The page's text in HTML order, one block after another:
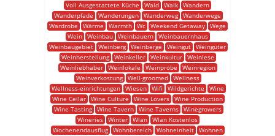
Voll Ausgestattete Küche
Wald Walk Wandern
Wanderpfade
Wanderungen Wanderweg Wanderwege
Wardrobe
Wärme Warmth Wc Weekend Getaway Wege
Wein
Weinbau Weinbauern
Weinbauernhaus
Weinbaugebiet Weinberg Weinberge Weingut Weingüter
Weinherstellung
Weinkeller Weinkultur
Weinlese
Weinliebhaber
Weinlokale Weinprobe
Weinregion
Weinverkostung
Well-groomed
Wellness
Wellness-einrichtungen
Wiesen Wifi Wildgerichte
Wine
Wine Cellar Wine Culture Wine Lovers Wine Production
Wine Tasting
Wine Tavern Wine Taverns
Winegrowers
Wineries Winter Wlan Wlan Kostenlos
Wochenendausflug
Wohnbereich Wohneinheit Wohnen